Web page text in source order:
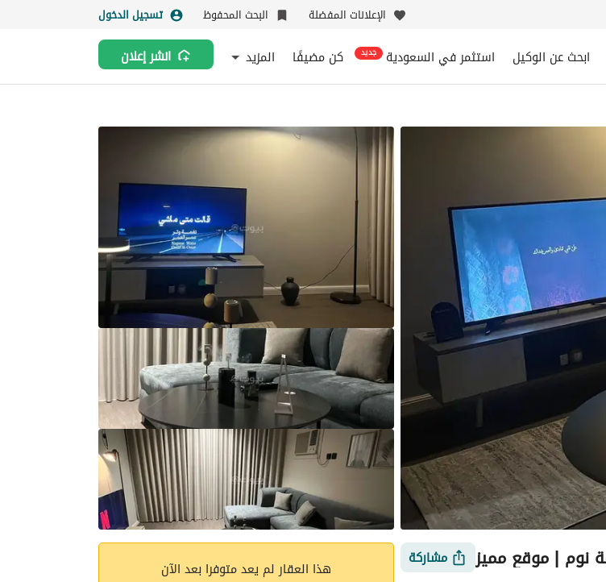
الإعلانات المفضلة البحث المحفوظ تسجيل الدخول
ابحث عن الوكيل استثمر في السعودية جديد كن مضيفًا المزيد انشر إعلان
نوم | موقع مميز
مشاركة
هذا العقار لم يعد متوفرا بعد الآن